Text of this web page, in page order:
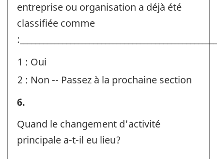
Identificateur
entreprise ou organisation a déjà été
classifiée comme
1 : Oui
2 : Non -- Passez à la prochaine section
Activité
principale
Identificateur
6.
Quand le changement d'activité
principale a-t-il eu lieu?